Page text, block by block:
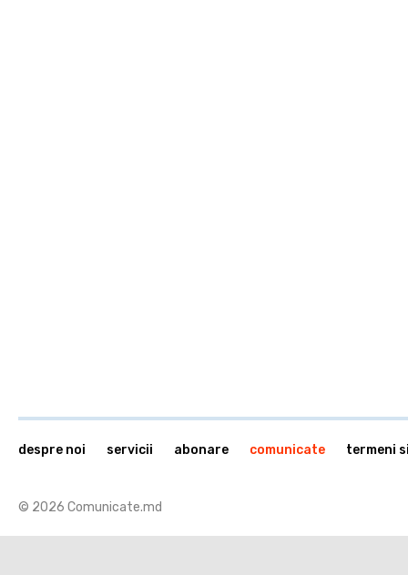
© 2026 Comunicate.md
despre noi servicii abonare comunicate termeni